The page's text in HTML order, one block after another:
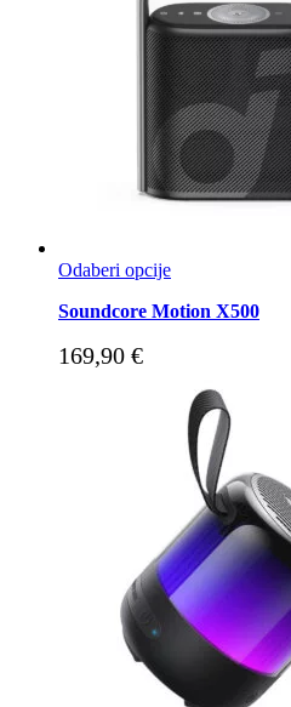
Odaberi opcije
Soundcore Motion X500
169,90 €